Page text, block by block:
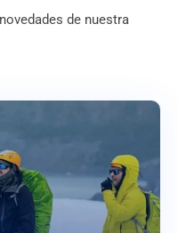
de nuestra